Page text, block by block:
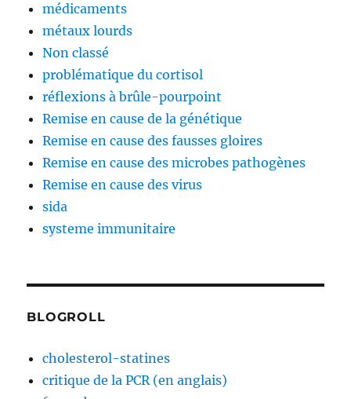
médicaments
métaux lourds
Non classé
problématique du cortisol
réflexions à brûle-pourpoint
Remise en cause de la génétique
Remise en cause des fausses gloires
Remise en cause des microbes pathogènes
Remise en cause des virus
sida
systeme immunitaire
BLOGROLL
cholesterol-statines
critique de la PCR (en anglais)